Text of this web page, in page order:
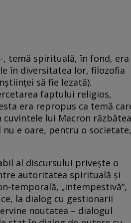
temă spirituală, în fond, era
în diversitatea lor, filozofia
să fie lezată).
faptului religios,
era repropus ca temă
lui Macron răzbătea
nu e oare, pentru o societate,
al discursului priveşte o
autoritatea spirituală şi
temporală, „intempestivă“,
la dialog cu gestionarii
noutatea – dialogul